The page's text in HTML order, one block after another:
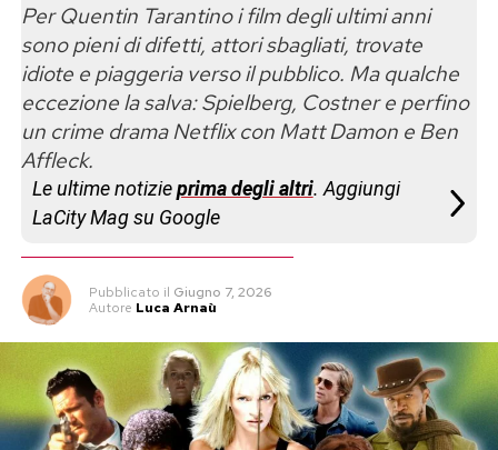
Per Quentin Tarantino i film degli ultimi anni
sono pieni di difetti, attori sbagliati, trovate
idiote e piaggeria verso il pubblico. Ma qualche
eccezione la salva: Spielberg, Costner e perfino
un crime drama Netflix con Matt Damon e Ben
Affleck.
Le ultime notizieprima degli altri. Aggiungi
LaCity Mag su Google
Pubblicato il Giugno 7, 2026
Autore Luca Arnaù